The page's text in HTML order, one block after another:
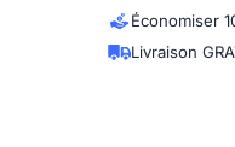
Économiser
Livraison